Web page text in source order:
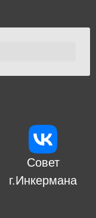
Совет
г.Инкермана